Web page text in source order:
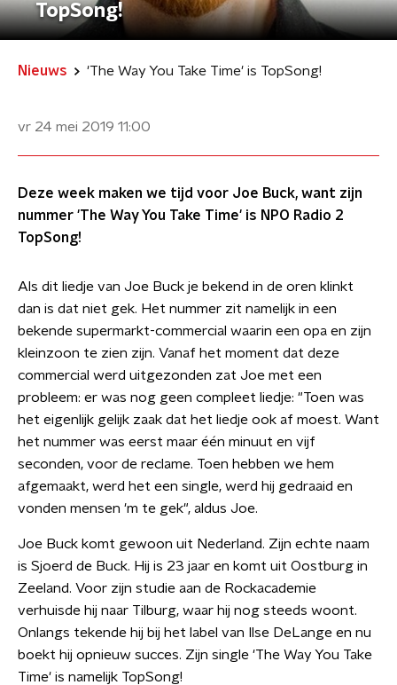
TopSong!
Nieuws 'The Way You Take Time' is TopSong!
vr 24 mei 2019 11:00
Deze week maken we tijd voor Joe Buck, want zijn
nummer 'The Way You Take Time' is NPO Radio 2
TopSong!
Als dit liedje van Joe Buck je bekend in de oren klinkt
dan is dat niet gek. Het nummer zit namelijk in een
bekende supermarkt-commercial waarin een opa en zijn
kleinzoon te zien zijn. Vanaf het moment dat deze
commercial werd uitgezonden zat Joe met een
probleem: er was nog geen compleet liedje: "Toen was
het eigenlijk gelijk zaak dat het liedje ook af moest. Want
het nummer was eerst maar één minuut en vijf
seconden, voor de reclame. Toen hebben we hem
afgemaakt, werd het een single, werd hij gedraaid en
vonden mensen 'm te gek", aldus Joe.
Joe Buck komt gewoon uit Nederland. Zijn echte naam
is Sjoerd de Buck. Hij is 23 jaar en komt uit Oostburg in
Zeeland. Voor zijn studie aan de Rockacademie
verhuisde hij naar Tilburg, waar hij nog steeds woont.
Onlangs tekende hij bij het label van Ilse DeLange en nu
boekt hij opnieuw succes. Zijn single 'The Way You Take
Time' is namelijk TopSong!